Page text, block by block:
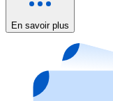
Nouveau
Achetez des
Aller à la
En savoir plus